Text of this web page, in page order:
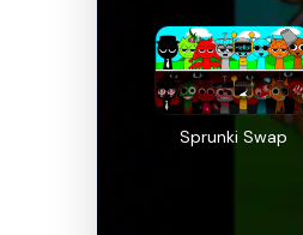
Sprunki Swap